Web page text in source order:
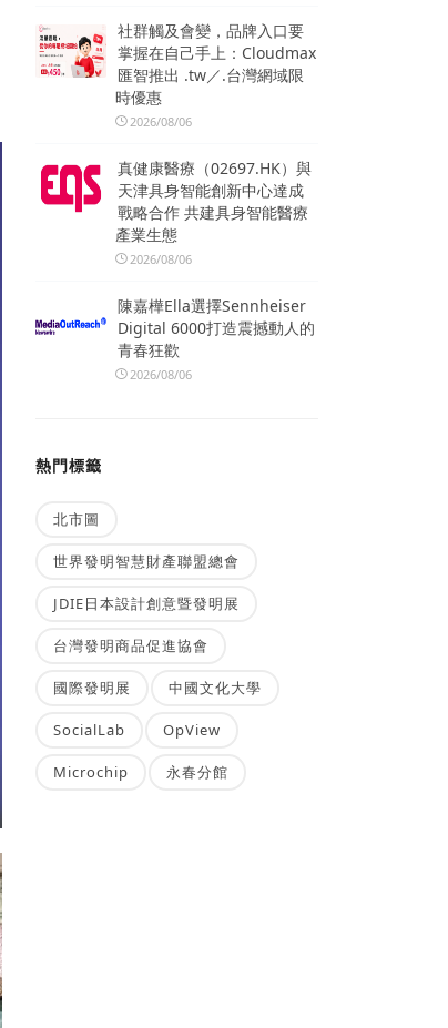
社群觸及會變，品牌入口要
掌握在自己手上：Cloudmax
匯智推出 .tw／.台灣網域限
時優惠
2026/08/06
真健康醫療（02697.HK）與
天津具身智能創新中心達成
戰略合作 共建具身智能醫療
產業生態
2026/08/06
陳嘉樺Ella選擇Sennheiser
Digital 6000打造震撼動人的
青春狂歡
2026/08/06
熱門標籤
北市圖
世界發明智慧財產聯盟總會
JDIE日本設計創意暨發明展
台灣發明商品促進協會
國際發明展 中國文化大學
SocialLab OpView
Microchip 永春分館